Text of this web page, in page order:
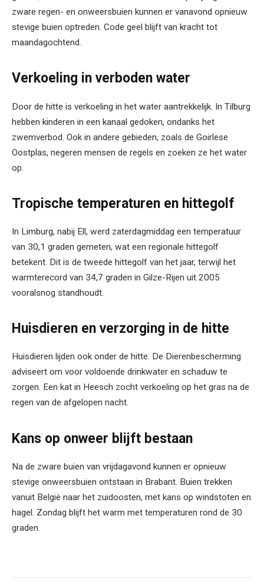
zware regen- en onweersbuien kunnen er vanavond opnieuw
stevige buien optreden. Code geel blijft van kracht tot
maandagochtend.
Verkoeling in verboden water
Door de hitte is verkoeling in het water aantrekkelijk. In Tilburg
hebben kinderen in een kanaal gedoken, ondanks het
zwemverbod. Ook in andere gebieden, zoals de Goirlese
Oostplas, negeren mensen de regels en zoeken ze het water
op.
Tropische temperaturen en hittegolf
In Limburg, nabij Ell, werd zaterdagmiddag een temperatuur
van 30,1 graden gemeten, wat een regionale hittegolf
betekent. Dit is de tweede hittegolf van het jaar, terwijl het
warmterecord van 34,7 graden in Gilze-Rijen uit 2005
vooralsnog standhoudt.
Huisdieren en verzorging in de hitte
Huisdieren lijden ook onder de hitte. De Dierenbescherming
adviseert om voor voldoende drinkwater en schaduw te
zorgen. Een kat in Heesch zocht verkoeling op het gras na de
regen van de afgelopen nacht.
Kans op onweer blijft bestaan
Na de zware buien van vrijdagavond kunnen er opnieuw
stevige onweersbuien ontstaan in Brabant. Buien trekken
vanuit België naar het zuidoosten, met kans op windstoten en
hagel. Zondag blijft het warm met temperaturen rond de 30
graden.